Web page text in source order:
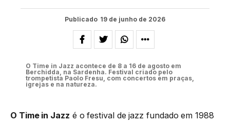
Publicado 19 de junho de 2026
O Time in Jazz acontece de 8 a 16 de agosto em
Berchidda, na Sardenha. Festival criado pelo
trompetista Paolo Fresu, com concertos em praças,
igrejas e na natureza.
O Time in Jazz é o festival de jazz fundado em 1988